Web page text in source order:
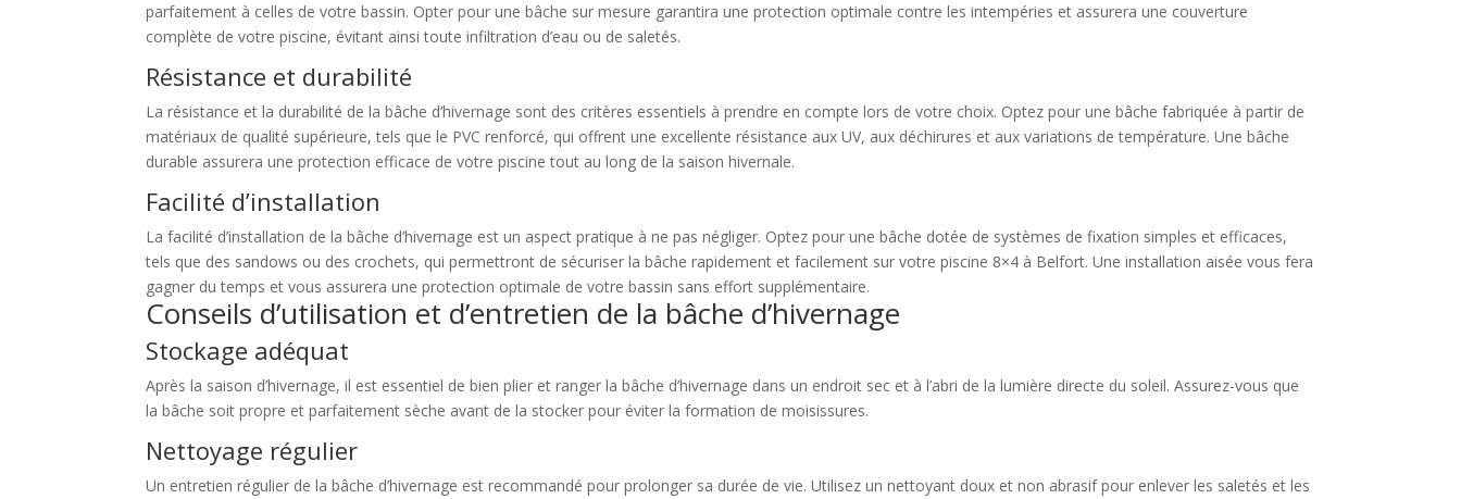
parfaitement à celles de votre bassin. Opter pour une bâche sur mesure garantira une protection optimale contre les intempéries et assurera une couverture
complète de votre piscine, évitant ainsi toute infiltration d’eau ou de saletés.
Résistance et durabilité
La résistance et la durabilité de la bâche d’hivernage sont des critères essentiels à prendre en compte lors de votre choix. Optez pour une bâche fabriquée à partir de
matériaux de qualité supérieure, tels que le PVC renforcé, qui offrent une excellente résistance aux UV, aux déchirures et aux variations de température. Une bâche
durable assurera une protection efficace de votre piscine tout au long de la saison hivernale.
Facilité d’installation
La facilité d’installation de la bâche d’hivernage est un aspect pratique à ne pas négliger. Optez pour une bâche dotée de systèmes de fixation simples et efficaces,
tels que des sandows ou des crochets, qui permettront de sécuriser la bâche rapidement et facilement sur votre piscine 8×4 à Belfort. Une installation aisée vous fera
gagner du temps et vous assurera une protection optimale de votre bassin sans effort supplémentaire.
Conseils d’utilisation et d’entretien de la bâche d’hivernage
Stockage adéquat
Après la saison d’hivernage, il est essentiel de bien plier et ranger la bâche d’hivernage dans un endroit sec et à l’abri de la lumière directe du soleil. Assurez-vous que
la bâche soit propre et parfaitement sèche avant de la stocker pour éviter la formation de moisissures.
Nettoyage régulier
Un entretien régulier de la bâche d’hivernage est recommandé pour prolonger sa durée de vie. Utilisez un nettoyant doux et non abrasif pour enlever les saletés et les